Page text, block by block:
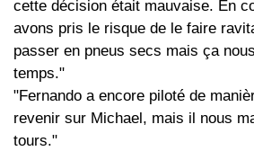
cette décision était mauvaise. En
avons pris le risque de le faire
passer en pneus secs mais ça
temps."
"Fernando a encore piloté de
revenir sur Michael, mais il nous
tours."